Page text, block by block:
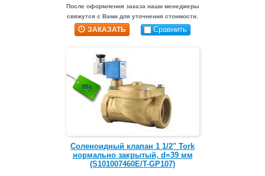
После оформления заказа наши менеджеры
свяжутся с Вами для уточнения стоимости.
ЗАКАЗАТЬ Сравнить
Соленоидный клапан 1 1/2" Tork
нормально закрытый, d=39 мм
(S101007460E/T-GP107)